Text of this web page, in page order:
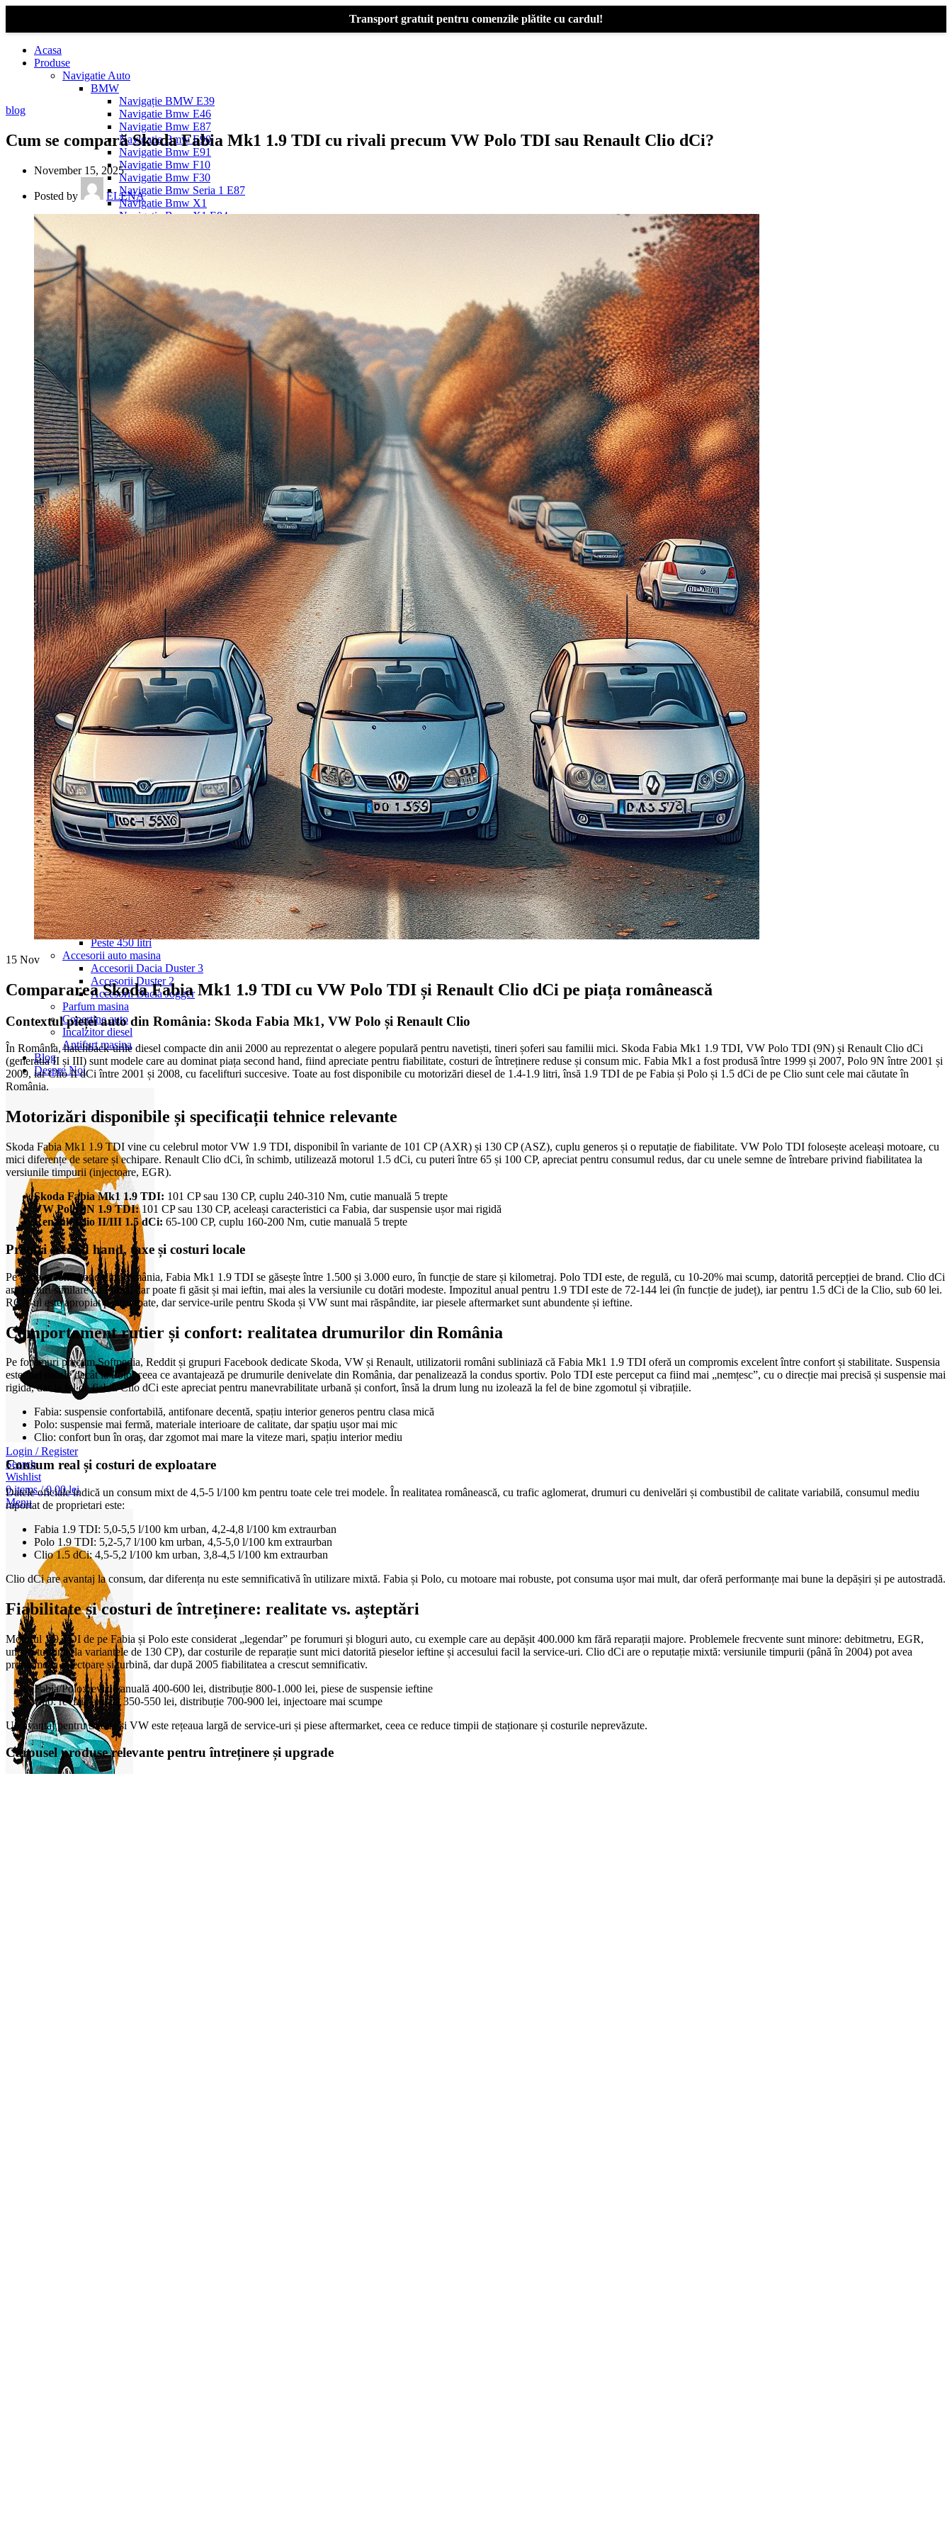
Transport gratuit pentru comenzile plătite cu cardul!
Acasa
Produse
Navigatie Auto
BMW
Navigație BMW E39
Navigatie Bmw E46
Navigatie Bmw E87
Navigatie Bmw E90
Navigatie Bmw E91
Navigatie Bmw F10
Navigatie Bmw F30
Navigatie Bmw Seria 1 E87
Navigatie Bmw X1
Navigatie Bmw X1 E84
Navigatie BMW X3
Dacia Logan
Navigație Dacia Logan 1 (2004–2012)
Navigație Dacia Logan 2 (2012–2020)
Navigație Dacia Logan 3 (2020–Prezent)
Dacia Duster
Navigatie Duster 2011
Navigatie Duster 2019
Audi
Navigatie Audi A3 8p
Navigatie Audi A4
Navigatie Audi A4 B6
Navigatie Audi A4 B7
Navigatie Audi A4 B8
Navigatie Audi A5
Navigatie Audi A6 C5
Navigatie Audi A6 C6
Navigatie Audi A6 C7
Navigatie Audi Q5
Ford
Navigație Ford Fiesta
Navigație Ford Focus 1
Navigație Ford Focus 2
Navigație Ford Focus MK3
Navigație Ford Mondeo MK3
Navigație Ford Mondeo MK4
Navigație Ford Transit
Mercedes
Navigație Mercedes C Class W203
Navigație Mercedes C Class W204
Navigație Mercedes W203
Navigație Mercedes W204
Navigație Mercedes W211
Navigație Mercedes Sprinter
Passat
Navigație Passat B5
Navigație Passat B5 5
Navigație Passat B6
Navigație Passat B7
Navigație Passat B8
Navigație Passat CC
Skoda
Navigație Skoda Fabia 1
Navigație Skoda Fabia 2
Navigație Skoda Octavia 1
Navigație Skoda Octavia 2
Navigație Skoda Octavia 3
Navigație Skoda Rapid
Navigație Skoda Superb 1
Navigație Skoda Superb 2
Navigație Toyota Avensis T25
Portbagaj Plafon Auto
Sub 350 Litri
Peste 350 Litri
Peste 450 litri
Accesorii auto masina
Accesorii Dacia Duster 3
Accesorii Duster 2
Accesorii Dacia Jogger
Parfum masina
Copertine auto
Incalzitor diesel
Antifurt masina
Blog
Despre Noi
Login / Register
Search
Wishlist
0items / 0,00lei
Menu
blog
Cum se compară Skoda Fabia Mk1 1.9 TDI cu rivali precum VW Polo TDI sau Renault Clio dCi?
November 15, 2025
Posted by ELENA
15 Nov
Compararea Skoda Fabia Mk1 1.9 TDI cu VW Polo TDI și Renault Clio dCi pe piața românească
Contextul pieței auto din România: Skoda Fabia Mk1, VW Polo și Renault Clio
În România, hatchback-urile diesel compacte din anii 2000 au reprezentat o alegere populară pentru navetiști, tineri șoferi sau familii mici. Skoda Fabia Mk1 1.9 TDI, VW Polo TDI (9N) și Renault Clio dCi
(generatia II și III) sunt modele care au dominat piața second hand, fiind apreciate pentru fiabilitate, costuri de întreținere reduse și consum mic. Fabia Mk1 a fost produsă între 1999 și 2007, Polo 9N între 2001 și
2009, iar Clio II dCi între 2001 și 2008, cu facelifturi succesive. Toate au fost disponibile cu motorizări diesel de 1.4-1.9 litri, însă 1.9 TDI de pe Fabia și Polo și 1.5 dCi de pe Clio sunt cele mai căutate în
România.
Motorizări disponibile și specificații tehnice relevante
Skoda Fabia Mk1 1.9 TDI vine cu celebrul motor VW 1.9 TDI, disponibil în variante de 101 CP (AXR) și 130 CP (ASZ), cuplu generos și o reputație de fiabilitate. VW Polo TDI folosește aceleași motoare, cu
mici diferențe de setare și echipare. Renault Clio dCi, în schimb, utilizează motorul 1.5 dCi, cu puteri între 65 și 100 CP, apreciat pentru consumul redus, dar cu unele semne de întrebare privind fiabilitatea la
versiunile timpurii (injectoare, EGR).
Skoda Fabia Mk1 1.9 TDI: 101 CP sau 130 CP, cuplu 240-310 Nm, cutie manuală 5 trepte
VW Polo 9N 1.9 TDI:101 CP sau 130 CP, aceleași caracteristici ca Fabia, dar suspensie ușor mai rigidă
Renault Clio II/III 1.5 dCi: 65-100 CP, cuplu 160-200 Nm, cutie manuală 5 trepte
Prețuri second hand, taxe și costuri locale
Pe piața second hand din România, Fabia Mk1 1.9 TDI se găsește între 1.500 și 3.000 euro, în funcție de stare și kilometraj. Polo TDI este, de regulă, cu 10-20% mai scump, datorită percepției de brand. Clio dCi
are prețuri similare cu Fabia, dar poate fi găsit și mai ieftin, mai ales la versiunile cu dotări modeste. Impozitul anual pentru 1.9 TDI este de 72-144 lei (în funcție de județ), iar pentru 1.5 dCi de la Clio, sub 60 lei.
RCA-ul este apropiat pentru toate, dar service-urile pentru Skoda și VW sunt mai răspândite, iar piesele aftermarket sunt abundente și ieftine.
Comportament rutier și confort: realitatea drumurilor din România
Pe forumuri precum Softpedia, Reddit și grupuri Facebook dedicate Skoda, VW și Renault, utilizatorii români subliniază că Fabia Mk1 1.9 TDI oferă un compromis excelent între confort și stabilitate. Suspensia
este mai moale decât la Polo, ceea ce avantajează pe drumurile denivelate din România, dar penalizează la condus sportiv. Polo TDI este perceput ca fiind mai „nemțesc”, cu o direcție mai precisă și suspensie mai
rigidă, dar la fel de fiabil. Clio dCi este apreciat pentru manevrabilitate urbană și confort, însă la drum lung nu izolează la fel de bine zgomotul și vibrațiile.
Fabia: suspensie confortabilă, antifonare decentă, spațiu interior generos pentru clasa mică
Polo: suspensie mai fermă, materiale interioare de calitate, dar spațiu ușor mai mic
Clio: confort bun în oraș, dar zgomot mai mare la viteze mari, spațiu interior mediu
Consum real și costuri de exploatare
Datele oficiale indică un consum mixt de 4,5-5 l/100 km pentru toate cele trei modele. În realitatea românească, cu trafic aglomerat, drumuri cu denivelări și combustibil de calitate variabilă, consumul mediu
raportat de proprietari este:
Fabia 1.9 TDI: 5,0-5,5 l/100 km urban, 4,2-4,8 l/100 km extraurban
Polo 1.9 TDI: 5,2-5,7 l/100 km urban, 4,5-5,0 l/100 km extraurban
Clio 1.5 dCi: 4,5-5,2 l/100 km urban, 3,8-4,5 l/100 km extraurban
Clio dCi are avantaj la consum, dar diferența nu este semnificativă în utilizare mixtă. Fabia și Polo, cu motoare mai robuste, pot consuma ușor mai mult, dar oferă performanțe mai bune la depășiri și pe autostradă.
Fiabilitate și costuri de întreținere: realitate vs. așteptări
Motorul 1.9 TDI de pe Fabia și Polo este considerat „legendar” pe forumuri și bloguri auto, cu exemple care au depășit 400.000 km fără reparații majore. Problemele frecvente sunt minore: debitmetru, EGR,
uneori turbina (la variantele de 130 CP), dar costurile de reparație sunt mici datorită pieselor ieftine și accesului facil la service-uri. Clio dCi are o reputație mixtă: versiunile timpurii (până în 2004) pot avea
probleme la injectoare și turbină, dar după 2005 fiabilitatea a crescut semnificativ.
Fabia/Polo: revizie anuală 400-600 lei, distribuție 800-1.000 lei, piese de suspensie ieftine
Clio: revizie anuală 350-550 lei, distribuție 700-900 lei, injectoare mai scumpe
Un avantaj pentru Skoda și VW este rețeaua largă de service-uri și piese aftermarket, ceea ce reduce timpii de staționare și costurile neprevăzute.
Carousel produse relevante pentru întreținere și upgrade